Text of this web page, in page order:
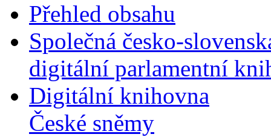
Přehled obsahu
Společná česko-
digitální parlamentní
Digitální knihovna
České sněmy